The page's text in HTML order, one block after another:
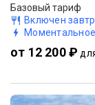
Базовый тариф
Включен
от 12 200 ₽